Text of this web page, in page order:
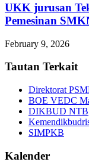
UKK jurusan
Pemesinan
February 9, 2026
Tautan Terkait
Direktorat
BOE VEDC
DIKBUD NTB
SIMPKB
Kalender